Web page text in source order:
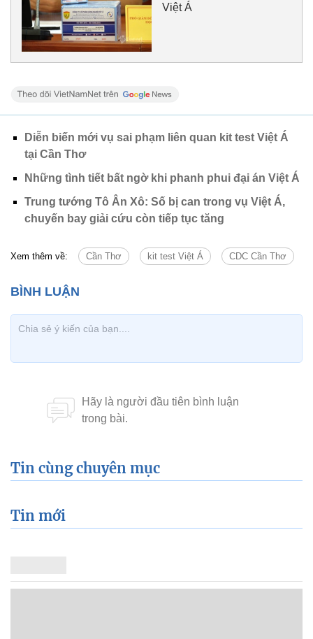
Việt Á
Diễn biến mới vụ sai phạm liên quan kit test Việt Á
tại Cần Thơ
Những tình tiết bất ngờ khi phanh phui đại án Việt Á
Trung tướng Tô Ân Xô: Số bị can trong vụ Việt Á,
chuyến bay giải cứu còn tiếp tục tăng
Xem thêm về: Cần Thơ kit test Việt Á CDC Cần Thơ
Tin cùng chuyên mục
Tin mới